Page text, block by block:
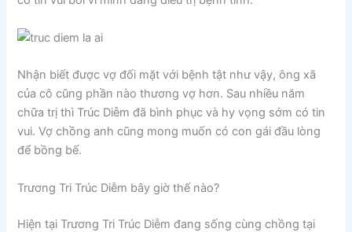
Nhận biết được vợ đối mặt với bệnh tật như vậy, ông xã
của cô cũng phần nào thương vợ hơn. Sau nhiều năm
chữa trị thì Trúc Diễm đã bình phục và hy vọng sớm có tin
vui. Vợ chồng anh cũng mong muốn có con gái đầu lòng
để bồng bế.
Trương Tri Trúc Diễm bây giờ thế nào?
Hiện tại Trương Tri Trúc Diễm đang sống cùng chồng tại